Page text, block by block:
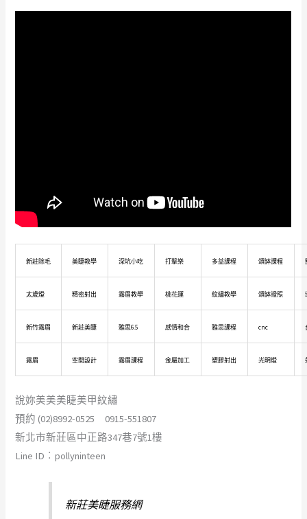
新莊除毛 美睫教學 深坑小吃 打擊樂 多益課程 頌缽課程
太歲燈 精密射出 霧眉教學 桃花運 紋繡教學 頌缽證照
新竹霧眉 新莊美睫 雅思6.5 感情和合 雅思課程 cnc
霧眉 空間設計 霧眉課程 金屬加工 塑膠射出 光明燈
說妳美美美睫美甲紋繡
預約 (02)8992-0525 0915-551807
新北市新莊區中正路347巷7號1樓
Line ID︰pollyninteen
新莊美睫服務網